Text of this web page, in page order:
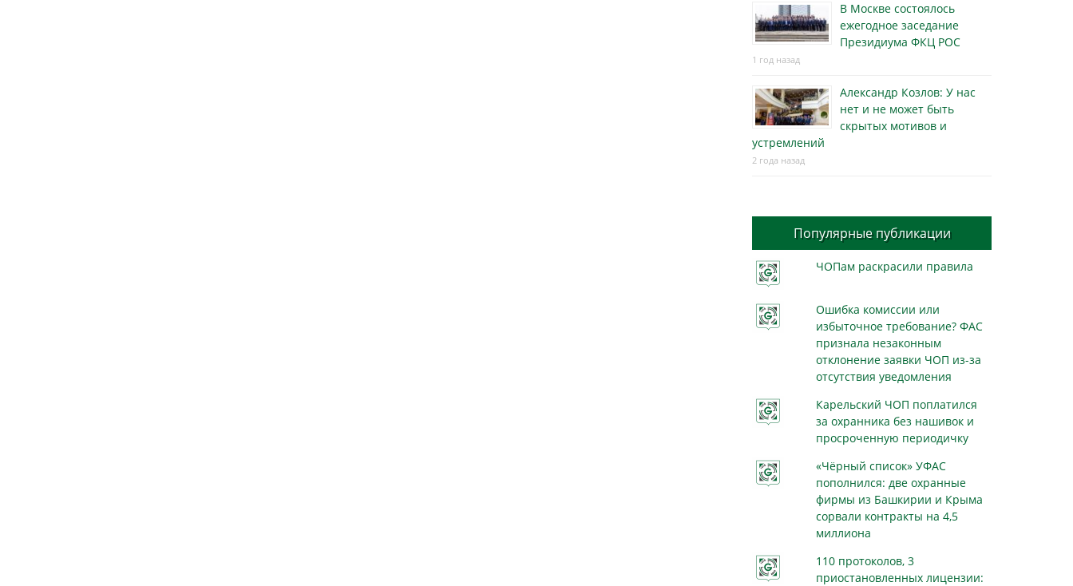
В Москве состоялось
ежегодное заседание
Президиума ФКЦ РОС
1 год назад
Александр Козлов: У нас
нет и не может быть
скрытых мотивов и
устремлений
2 года назад
Популярные публикации
ЧОПам раскрасили правила
Ошибка комиссии или
избыточное требование? ФАС
признала незаконным
отклонение заявки ЧОП из-за
отсутствия уведомления
Карельский ЧОП поплатился
за охранника без нашивок и
просроченную периодичку
«Чёрный список» УФАС
пополнился: две охранные
фирмы из Башкирии и Крыма
сорвали контракты на 4,5
миллиона
110 протоколов, 3
приостановленных лицензии: